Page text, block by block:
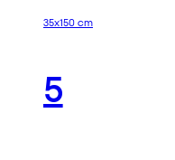
35x150 cm
5